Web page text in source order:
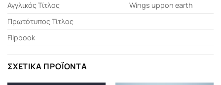
Αγγλικός Τίτλος
Wings uppon earth
Πρωτότυπος Τίτλος
Flipbook
ΣΧΕΤΙΚΆ ΠΡΟΪΌΝΤΑ